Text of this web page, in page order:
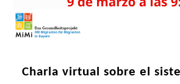
Charla virtual sobre el